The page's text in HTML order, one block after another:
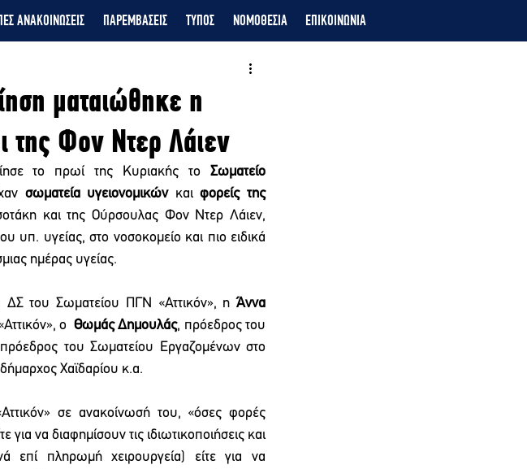
ΑΝΑΚΟΙΝΩΣΕΙΣ ΠΑΡΕΜΒΑΣΕΙΣ ΤΥΠΟΣ ΝΟΜΟΘΕΣΙΑ ΕΠΙΚΟΙΝΩΝΙΑ
ματαιώθηκε η
της Φον Ντερ Λάιεν
το πρωί της Κυριακής το Σωματείο
σωματεία υγειονομικών και φορείς της
και της Ούρσουλας Φον Ντερ Λάιεν,
υπ. υγείας, στο νοσοκομείο και πιο ειδικά
ημέρας υγείας.
ΔΣ του Σωματείου ΠΓΝ «Αττικόν», η Άννα
ο Θωμάς Δημουλάς, πρόεδρος του
του Σωματείου Εργαζομένων στο
Χαϊδαρίου κ.α.
σε ανακοίνωσή του, «όσες φορές
για να διαφημίσουν τις ιδιωτικοποιήσεις και
επί πληρωμή χειρουργεία) είτε για να